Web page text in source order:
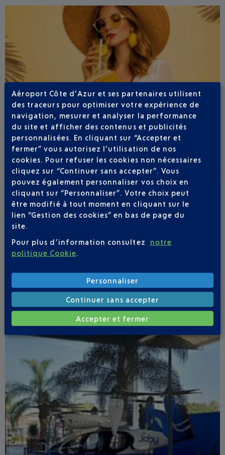
Publiéle 13-07-26
ÉTÉ BOHÊME À L'AÉROPORT NICE CÔTE
D'AZUR
Du 23 juillet au 6 septembre, Il y a comme un air de
vacances dans votre aéroport.
Aéroport Côte d’Azur et ses partenaires utilisent
des traceurs pour optimiser votre expérience de
navigation, mesurer et analyser la performance
du site et afficher des contenus et publicités
personnalisées. En cliquant sur “Accepter et
fermer” vous autorisez l’utilisation de nos
cookies. Pour refuser les cookies non nécessaires
cliquez sur “Continuer sans accepter”. Vous
pouvez également personnaliser vos choix en
cliquant sur “Personnaliser”. Votre choix peut
être modifié à tout moment en cliquant sur le
lien “Gestion des cookies” en bas de page du
site.
Pour plus d’information consultez
notre
politique Cookie.
Personnaliser
Continuer sans accepter
Accepter et fermer